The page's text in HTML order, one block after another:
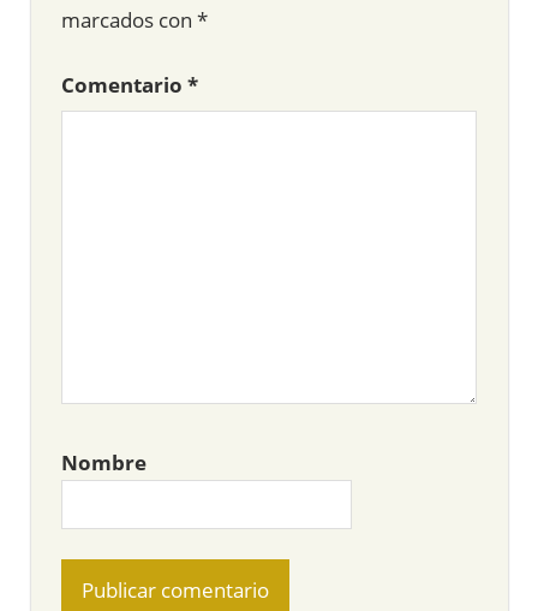
marcados con *
Comentario *
Nombre